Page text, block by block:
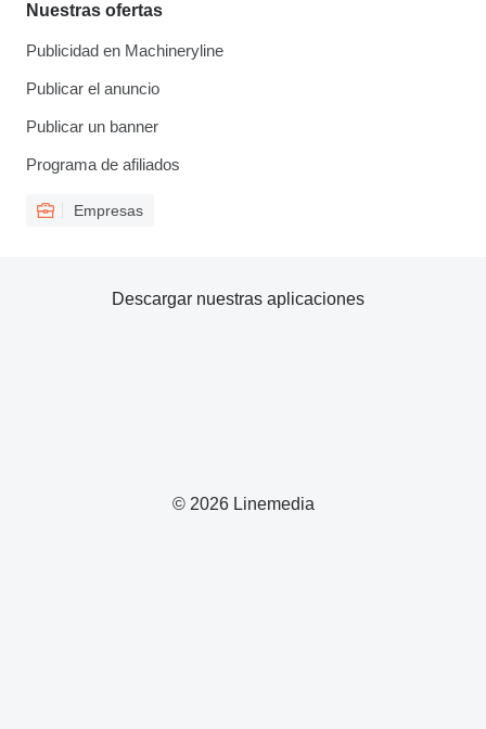
Nuestras ofertas
Publicidad en Machineryline
Publicar el anuncio
Publicar un banner
Programa de afiliados
Empresas
© 2026 Linemedia
Descargar nuestras aplicaciones